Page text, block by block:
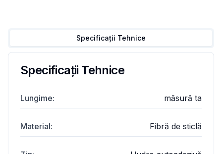
Specificații Tehnice
Specificații Tehnice
Lungime: măsură ta
Material: Fibră de sticlă